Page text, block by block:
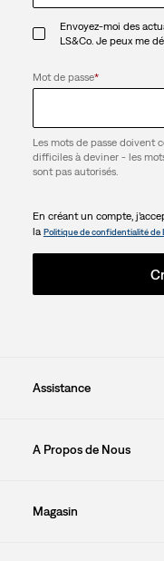
Envoyez-moi des
LS&Co. Je peux me
Mot de passe*
Les mots de passe doivent
difficiles à deviner - les
sont pas autorisés.
En créant un compte,
la Politique de confidentialité de
Assistance
A Propos de Nous
Magasin